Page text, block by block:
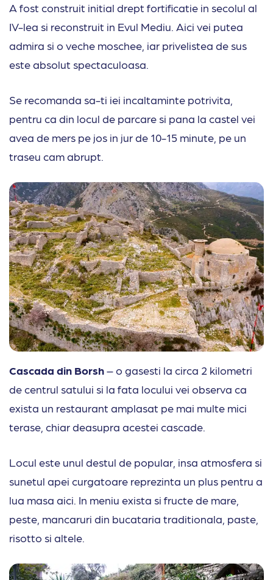
A fost construit initial drept fortificatie in secolul al
IV-lea si reconstruit in Evul Mediu. Aici vei putea
admira si o veche moschee, iar privelistea de sus
este absolut spectaculoasa.
Se recomanda sa-ti iei incaltaminte potrivita,
pentru ca din locul de parcare si pana la castel vei
avea de mers pe jos in jur de 10-15 minute, pe un
traseu cam abrupt.
Cascada din Borsh– o gasesti la circa 2 kilometri
de centrul satului si la fata locului vei observa ca
exista un restaurant amplasat pe mai multe mici
terase, chiar deasupra acestei cascade.
Locul este unul destul de popular, insa atmosfera si
sunetul apei curgatoare reprezinta un plus pentru a
lua masa aici. In meniu exista si fructe de mare,
peste, mancaruri din bucataria traditionala, paste,
risotto si altele.